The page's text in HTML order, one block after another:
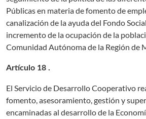
Públicas en materia de fomento de
canalización de la ayuda del Fondo
incremento de la ocupación de la
Comunidad Autónoma de la Región de
Artículo 18 .
El Servicio de Desarrollo Cooperativo
fomento, asesoramiento, gestión y
encaminadas al desarrollo de la